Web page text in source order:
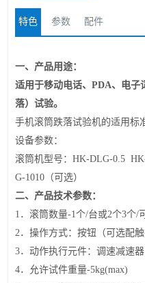
特色 参数 配件
一、产品用途：
适用于移动电话、PDA、电子
落）试验。
手机滚筒跌落试验机的适用标
设备参数：
滚筒机型号：HK-DLG-0.5
G-1010（可选）
二、产品技术参数：
1 ．滚筒数量-1个/台或2个3个/
2．操作方式：按钮（可选配触
3．动作执行元件：调速减速
4．允许试件重量-5kg(max)